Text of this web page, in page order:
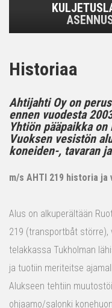
Historiaa
Ahtijahti Oy on
ennen vuodesta
Yhtiön pääpaikka
Vuoksen vesistön
koneiden-, tavaran
m/s AHTI 219 historia ja
Alus on alkuperältään
219 (transportbåt större),
telakkassa Tukholman
ja tuotiin meriteitse
Alukseen tehtiin
ohjaamo/salonki